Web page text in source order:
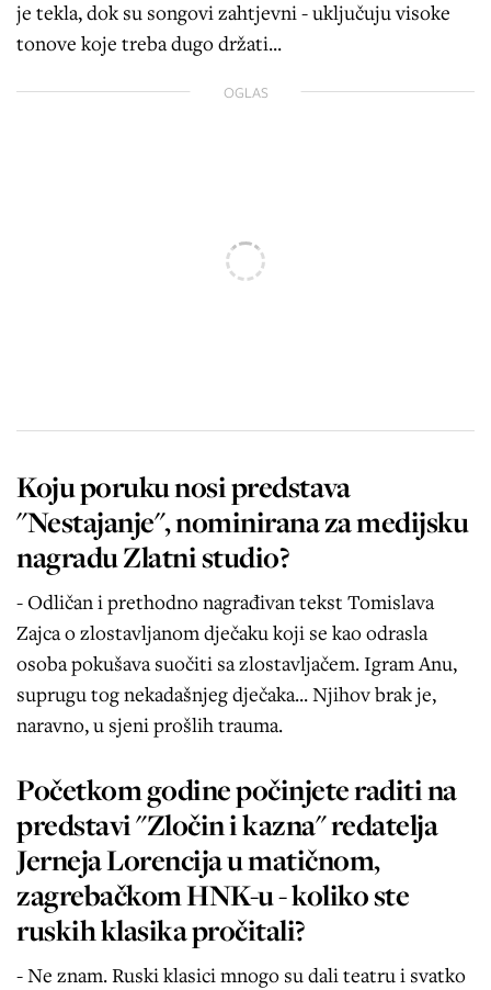
je tekla, dok su songovi zahtjevni - uključuju visoke
tonove koje treba dugo držati...
OGLAS
Koju poruku nosi predstava
"Nestajanje", nominirana za medijsku
nagradu Zlatni studio?
- Odličan i prethodno nagrađivan tekst Tomislava
Zajca o zlostavljanom dječaku koji se kao odrasla
osoba pokušava suočiti sa zlostavljačem. Igram Anu,
suprugu tog nekadašnjeg dječaka... Njihov brak je,
naravno, u sjeni prošlih trauma.
Početkom godine počinjete raditi na
predstavi "Zločin i kazna" redatelja
Jerneja Lorencija u matičnom,
zagrebačkom HNK-u - koliko ste
ruskih klasika pročitali?
- Ne znam. Ruski klasici mnogo su dali teatru i svatko